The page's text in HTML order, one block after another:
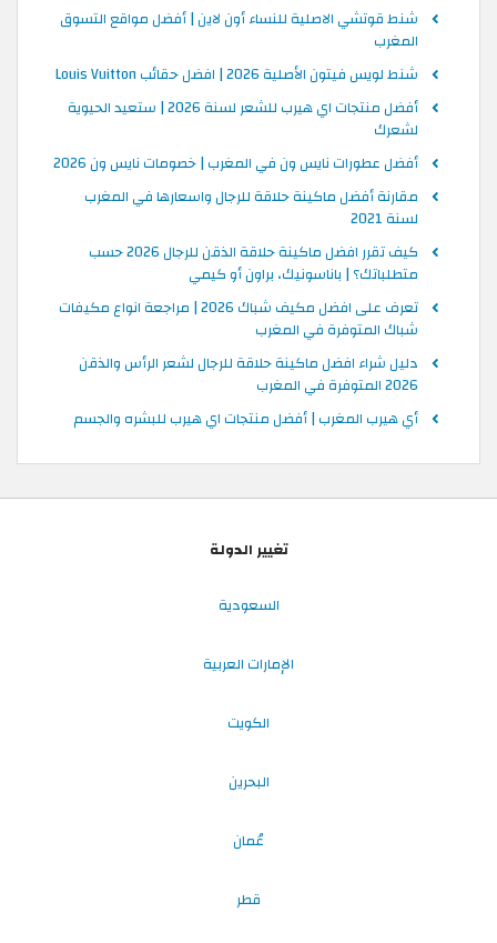
شنط قوتشي الاصلية للنساء أون لاين | أفضل مواقع التسوق
المغرب
شنط لويس فيتون الأصلية 2026 | افضل حقائب Louis Vuitton
أفضل منتجات اي هيرب للشعر لسنة 2026 | ستعيد الحيوية
لشعرك
أفضل عطورات نايس ون في المغرب | خصومات نايس ون 2026
مقارنة أفضل ماكينة حلاقة للرجال واسعارها في المغرب
لسنة 2021
كيف تقرر افضل ماكينة حلاقة الذقن للرجال 2026 حسب
متطلباتك؟ | باناسونيك، براون أو كيمي
تعرف على افضل مكيف شباك 2026 | مراجعة انواع مكيفات
شباك المتوفرة في المغرب
دليل شراء افضل ماكينة حلاقة للرجال لشعر الرأس والذقن
2026 المتوفرة في المغرب
أي هيرب المغرب | أفضل منتجات اي هيرب للبشره والجسم
تغيير الدولة
السعودية
الإمارات العربية
الكويت
البحرين
عُمان
قطر